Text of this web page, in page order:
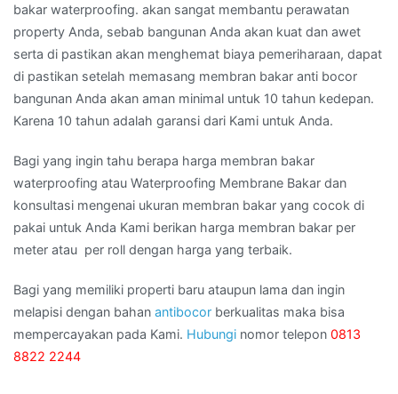
bakar waterproofing. akan sangat membantu perawatan
property Anda, sebab bangunan Anda akan kuat dan awet
serta di pastikan akan menghemat biaya pemeriharaan, dapat
di pastikan setelah memasang membran bakar anti bocor
bangunan Anda akan aman minimal untuk 10 tahun kedepan.
Karena 10 tahun adalah garansi dari Kami untuk Anda.
Bagi yang ingin tahu berapa harga membran bakar
waterproofing atau Waterproofing Membrane Bakar dan
konsultasi mengenai ukuran membran bakar yang cocok di
pakai untuk Anda Kami berikan harga membran bakar per
meter atau per roll dengan harga yang terbaik.
Bagi yang memiliki properti baru ataupun lama dan ingin
melapisi dengan bahan antibocor berkualitas maka bisa
mempercayakan pada Kami. Hubungi nomor telepon 0813
8822 2244